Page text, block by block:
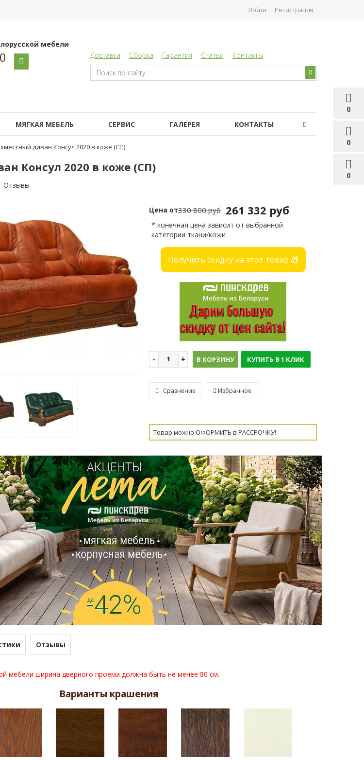
0
0
0
Войти Регистрация
мебели
Доставка Сборка Гарантия Статьи Контакты
МЯГКАЯ МЕБЕЛЬ СЕРВИС ГАЛЕРЕЯ КОНТАКТЫ
диван Консул 2020 в коже (СП)
Консул 2020 в коже (СП)
Отзывы
Цена от 261 332 руб
330 800 руб
* конечная цена зависит от выбранной
категории ткани/кожи
Получить скидку на этот товар 🎁
В КОРЗИНУ КУПИТЬ В 1 КЛИК
Сравнение Избранное
Товар можно ОФОРМИТЬ в РАССРОЧКУ!
Отзывы
мебели ширина дверного проема должна быть не менее 80 см.
Варианты крашения